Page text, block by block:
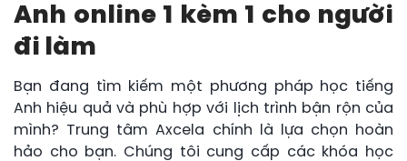
Anh online 1 kèm 1 cho người
đi làm
Bạn đang tìm kiếm một phương pháp học tiếng
Anh hiệu quả và phù hợp với lịch trình bận rộn của
mình? Trung tâm Axcela chính là lựa chọn hoàn
hảo cho bạn. Chúng tôi cung cấp các khóa học